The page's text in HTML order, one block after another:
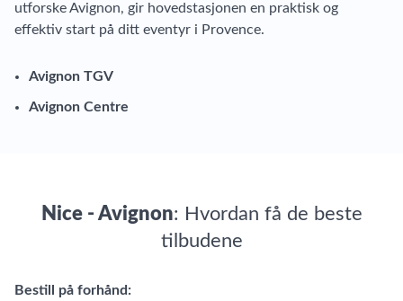
utforske Avignon, gir hovedstasjonen en praktisk og
effektiv start på ditt eventyr i Provence.
Avignon TGV
Avignon Centre
Nice - Avignon: Hvordan få de beste
tilbudene
Bestill på forhånd: